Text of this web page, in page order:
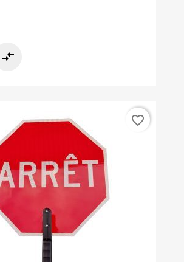
compare_arrows
favorite_border